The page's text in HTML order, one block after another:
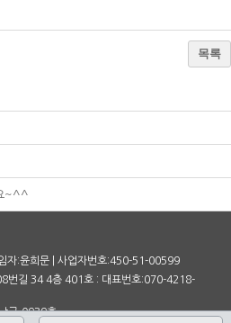
목록
~^^
자:윤희문 | 사업자번호:450-51-00599
번길 34 4층 401호 : 대표번호:070-4218-
구-0939호